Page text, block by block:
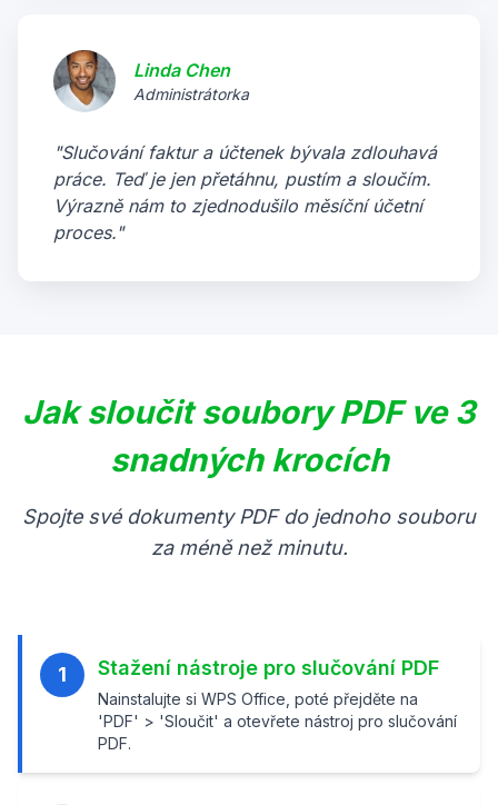
Linda Chen
Administrátorka
"Slučování faktur a účtenek bývala zdlouhavá
práce. Teď je jen přetáhnu, pustím a sloučím.
Výrazně nám to zjednodušilo měsíční účetní
proces."
Jak sloučit soubory PDF ve 3
snadných krocích
Spojte své dokumenty PDF do jednoho souboru
za méně než minutu.
1 Stažení nástroje pro slučování PDF
Nainstalujte si WPS Office, poté přejděte na
'PDF' > 'Sloučit' a otevřete nástroj pro slučování
PDF.